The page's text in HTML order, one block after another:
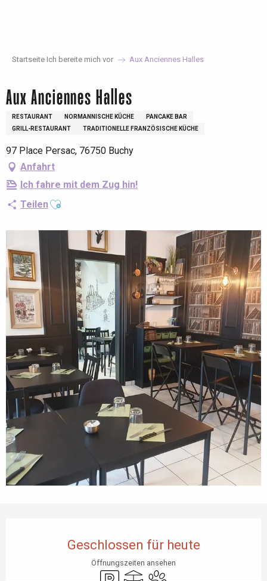
Startseite Ich bereite mich vor Aux Anciennes Halles
Aux Anciennes Halles
RESTAURANT NORMANNISCHE KÜCHE
PANCAKE BAR
GRILL-RESTAURANT
TRADITIONELLE FRANZÖSISCHE KÜCHE
97 Place Persac, 76750 Buchy
Anfahrt
Ich fahre mit dem Zug hin!
TeilenAjouter aux favoris
Geschlossen für heute
Öffnungszeiten ansehen
ParkplatzTerrasseTiere erlaubt